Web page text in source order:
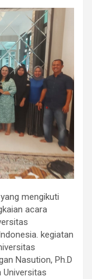
mengikuti
acara
kegiatan
Nasution, Ph.D
Universitas